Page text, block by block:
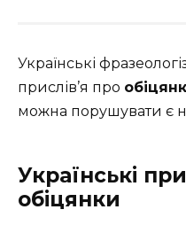
Українські
прислів’я про о
можна порушувати є
Українські
обіцянки